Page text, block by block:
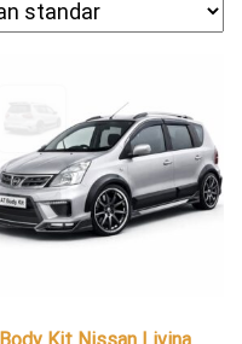
Body Kit Nissan Livina